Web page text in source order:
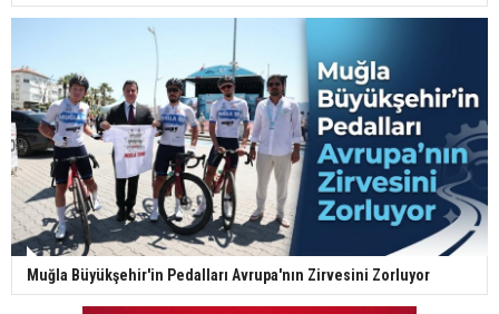
Muğla Büyükşehir'in Pedalları Avrupa'nın Zirvesini Zorluyor